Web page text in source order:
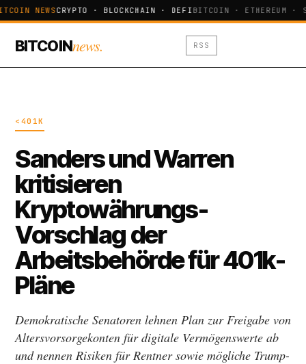
NEWSCRYPTO · BLOCKCHAIN · DEFIBITCOIN · ETHEREUM ·
BITCOINnews. RSS
<401K
Sanders und Warren
kritisieren
Kryptowährungs-
Vorschlag der
Arbeitsbehörde für 401k-
Pläne
Demokratische Senatoren lehnen Plan zur Freigabe von
Altersvorsorgekonten für digitale Vermögenswerte ab
und nennen Risiken für Rentner sowie mögliche Trump-